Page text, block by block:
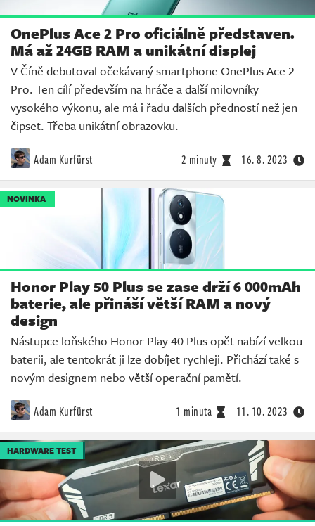
OnePlus Ace 2 Pro oficiálně představen.
Má až 24GB RAM a unikátní displej
V Číně debutoval očekávaný smartphone OnePlus Ace 2
Pro. Ten cílí především na hráče a další milovníky
vysokého výkonu, ale má i řadu dalších předností než jen
čipset. Třeba unikátní obrazovku.
Adam Kurfürst 2 minuty 16. 8. 2023
NOVINKA
Honor Play 50 Plus se zase drží 6 000mAh
baterie, ale přináší větší RAM a nový
design
Nástupce loňského Honor Play 40 Plus opět nabízí velkou
baterii, ale tentokrát ji lze dobíjet rychleji. Přichází také s
novým designem nebo větší operační pamětí.
Adam Kurfürst 1 minuta 11. 10. 2023
HARDWARE TEST